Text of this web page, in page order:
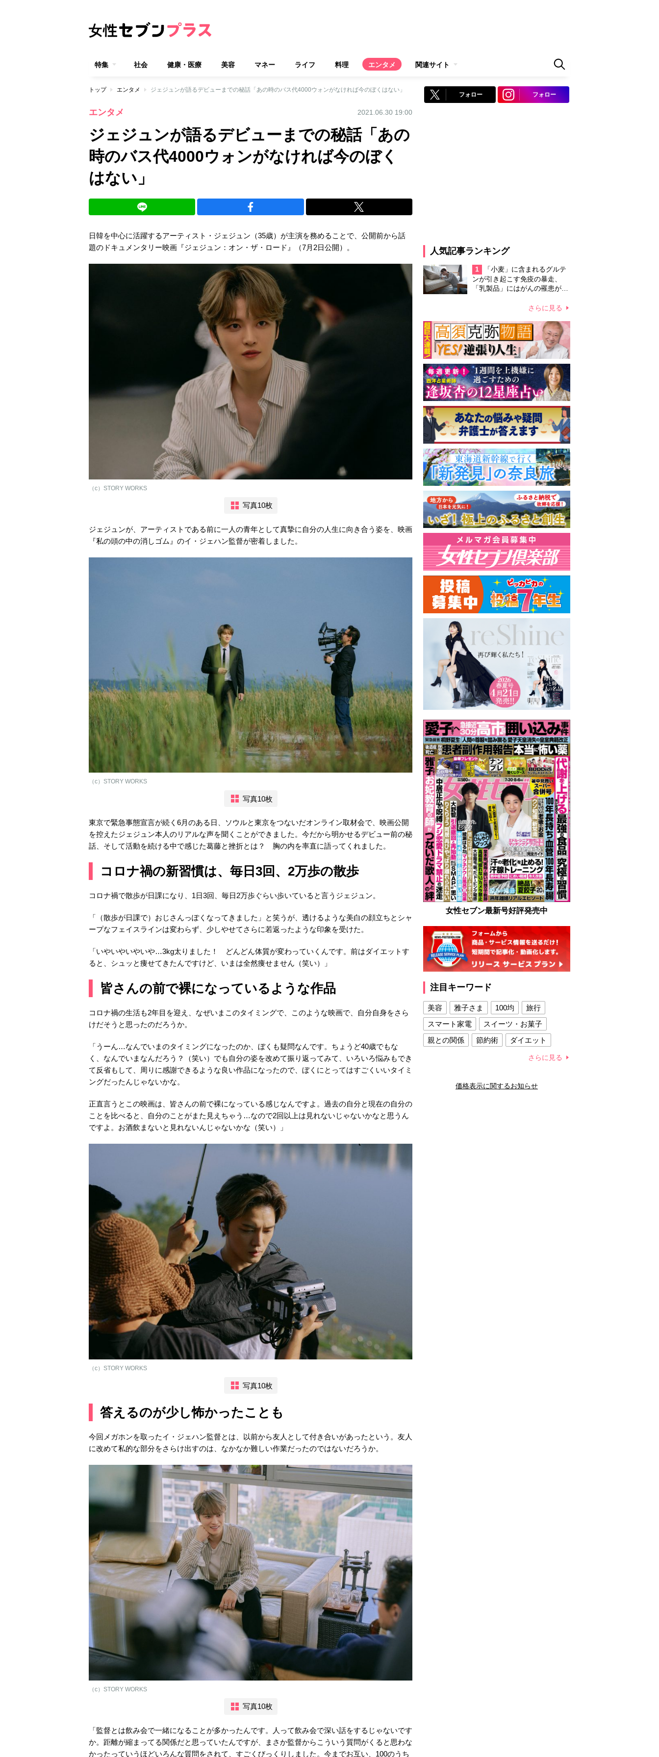
特集 社会 健康・医療 美容 マネー ライフ 料理 エンタメ 関連サイト
トップ エンタメ ジェジュンが語るデビューまでの秘話「あの時のバス代4000ウォンがなければ今のぼくはない」
エンタメ 2021.06.30 19:00
ジェジュンが語るデビューまでの秘話「あの
時のバス代4000ウォンがなければ今のぼく
はない」
日韓を中心に活躍するアーティスト・ジェジュン（35歳）が主演を務めることで、公開前から話
題のドキュメンタリー映画『ジェジュン：オン・ザ・ロード』（7月2日公開）。
（c）STORY WORKS
写真10枚
ジェジュンが、アーティストである前に一人の青年として真摯に自分の人生に向き合う姿を、映画
『私の頭の中の消しゴム』のイ・ジェハン監督が密着しました。
（c）STORY WORKS
写真10枚
東京で緊急事態宣言が続く6月のある日、ソウルと東京をつないだオンライン取材会で、映画公開
を控えたジェジュン本人のリアルな声を聞くことができました。今だから明かせるデビュー前の秘
話、そして活動を続ける中で感じた葛藤と挫折とは？ 胸の内を率直に語ってくれました。
コロナ禍の新習慣は、毎日3回、2万歩の散歩
コロナ禍で散歩が日課になり、1日3回、毎日2万歩ぐらい歩いていると言うジェジュン。
「（散歩が日課で）おじさんっぽくなってきました」と笑うが、透けるような美白の顔立ちとシャ
ープなフェイスラインは変わらず、少しやせてさらに若返ったような印象を受けた。
「いやいやいやいや…3kg太りました！ どんどん体質が変わっていくんです。前はダイエットす
ると、シュッと痩せてきたんですけど、いまは全然痩せません（笑い）」
皆さんの前で裸になっているような作品
コロナ禍の生活も2年目を迎え、なぜいまこのタイミングで、このような映画で、自分自身をさら
けだそうと思ったのだろうか。
「うーん…なんでいまのタイミングになったのか、ぼくも疑問なんです。ちょうど40歳でもな
く、なんでいまなんだろう？（笑い）でも自分の姿を改めて振り返ってみて、いろいろ悩みもでき
て反省もして、周りに感謝できるような良い作品になったので、ぼくにとってはすごくいいタイミ
ングだったんじゃないかな。
正直言うとこの映画は、皆さんの前で裸になっている感じなんですよ。過去の自分と現在の自分の
ことを比べると、自分のことがまた見えちゃう…なので2回以上は見れないじゃないかなと思うん
ですよ。お酒飲まないと見れないんじゃないかな（笑い）」
（c）STORY WORKS
写真10枚
答えるのが少し怖かったことも
今回メガホンを取ったイ・ジェハン監督とは、以前から友人として付き合いがあったという。友人
に改めて私的な部分をさらけ出すのは、なかなか難しい作業だったのではないだろうか。
（c）STORY WORKS
写真10枚
「監督とは飲み会で一緒になることが多かったんです。人って飲み会で深い話をするじゃないです
か。距離が縮まってる関係だと思っていたんですが、まさか監督からこういう質問がくると思わな
かったっていうほどいろんな質問をされて、すごくびっくりしました。今までお互い、100のうち
フォロー フォロー
人気記事ランキング
1
「小麦」に含まれるグルテ
ンが引き起こす免疫の暴走、
「乳製品」にはがんの罹患が高
きく増えた食品に潜むリスク
さらに見る
女性セブン最新号好評発売中
注目キーワード
美容 雅子さま 100均
旅行
スマート家電
スイーツ・お菓子
親との関係
節約術
ダイエット
夫との関係
新津春子 どか食い
さらに見る
価格表示に関するお知らせ